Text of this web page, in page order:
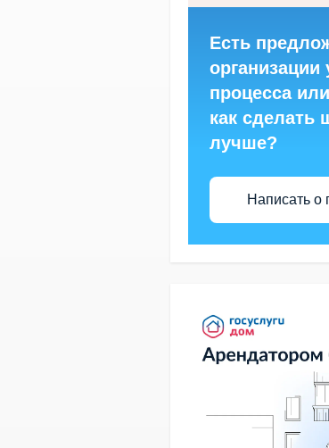
Есть
организации
процесса
как сделать
лучше?
Написать о